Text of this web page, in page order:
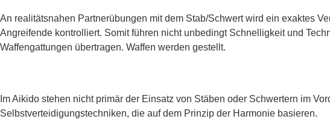
An realitätsnahen Partnerübungen mit dem Stab/Schwert wird ein exaktes
Angreifende kontrolliert. Somit führen nicht unbedingt Schnelligkeit und
Waffengattungen übertragen. Waffen werden gestellt.
Im Aikido stehen nicht primär der Einsatz von Stäben oder Schwertern im
Selbstverteidigungstechniken, die auf dem Prinzip der Harmonie basieren.